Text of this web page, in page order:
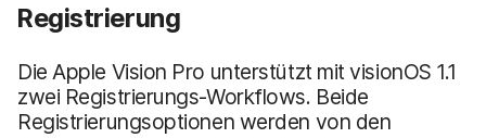
Registrierung
Die Apple Vision Pro unterstützt mit visionOS 1.1
zwei Registrierungs-Workflows. Beide
Registrierungsoptionen werden von den